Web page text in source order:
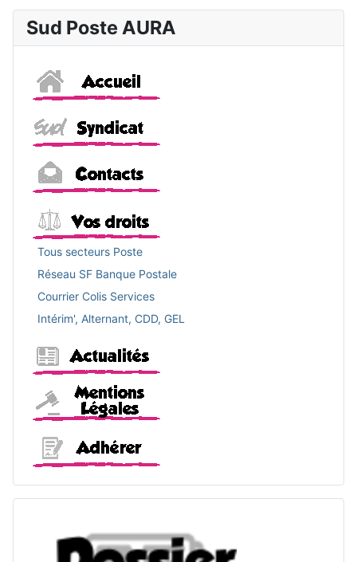
Sud Poste AURA
Tous secteurs Poste
Réseau SF Banque Postale
Courrier Colis Services
Intérim', Alternant, CDD, GEL